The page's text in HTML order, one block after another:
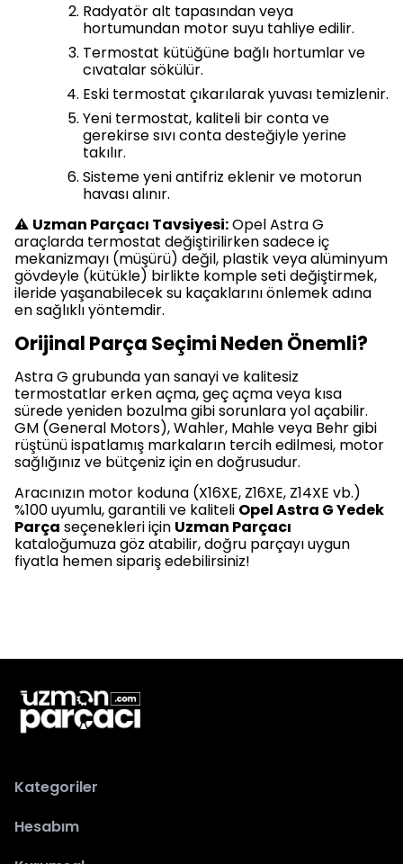
Radyatör alt tapasından veya
hortumundan motor suyu tahliye edilir.
Termostat kütüğüne bağlı hortumlar ve
cıvatalar sökülür.
Eski termostat çıkarılarak yuvası temizlenir.
Yeni termostat, kaliteli bir conta ve
gerekirse sıvı conta desteğiyle yerine
takılır.
Sisteme yeni antifriz eklenir ve motorun
havası alınır.
⚠️ Uzman Parçacı Tavsiyesi:Opel Astra G
araçlarda termostat değiştirilirken sadece iç
mekanizmayı (müşürü) değil, plastik veya alüminyum
gövdeyle (kütükle) birlikte komple seti değiştirmek,
ileride yaşanabilecek su kaçaklarını önlemek adına
en sağlıklı yöntemdir.
Orijinal Parça Seçimi Neden Önemli?
Astra G grubunda yan sanayi ve kalitesiz
termostatlar erken açma, geç açma veya kısa
sürede yeniden bozulma gibi sorunlara yol açabilir.
GM (General Motors), Wahler, Mahle veya Behr gibi
rüştünü ispatlamış markaların tercih edilmesi, motor
sağlığınız ve bütçeniz için en doğrusudur.
Aracınızın motor koduna (X16XE, Z16XE, Z14XE vb.)
%100 uyumlu, garantili ve kaliteli Opel Astra G Yedek
Parça seçenekleri için Uzman Parçacı
kataloğumuza göz atabilir, doğru parçayı uygun
fiyatla hemen sipariş edebilirsiniz!
Kategoriler
Hesabım